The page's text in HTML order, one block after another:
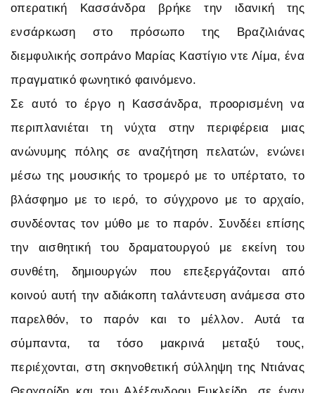
οπερατική Κασσάνδρα βρήκε την ιδανική της
ενσάρκωση στο πρόσωπο της Βραζιλιάνας
διεμφυλικής σοπράνο Μαρίας Καστίγιο ντε Λίμα, ένα
πραγματικό φωνητικό φαινόμενο.
Σε αυτό το έργο η Κασσάνδρα, προορισμένη να
περιπλανιέται τη νύχτα στην περιφέρεια μιας
ανώνυμης πόλης σε αναζήτηση πελατών, ενώνει
μέσω της μουσικής το τρομερό με το υπέρτατο, το
βλάσφημο με το ιερό, το σύγχρονο με το αρχαίο,
συνδέοντας τον μύθο με το παρόν. Συνδέει επίσης
την αισθητική του δραματουργού με εκείνη του
συνθέτη, δημιουργών που επεξεργάζονται από
κοινού αυτή την αδιάκοπη ταλάντευση ανάμεσα στο
παρελθόν, το παρόν και το μέλλον. Αυτά τα
σύμπαντα, τα τόσο μακρινά μεταξύ τους,
περιέχονται, στη σκηνοθετική σύλληψη της Ντιάνας